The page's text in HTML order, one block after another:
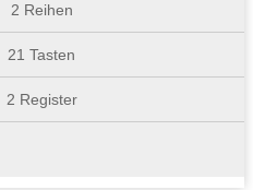
2 Reihen
21 Tasten
2 Register